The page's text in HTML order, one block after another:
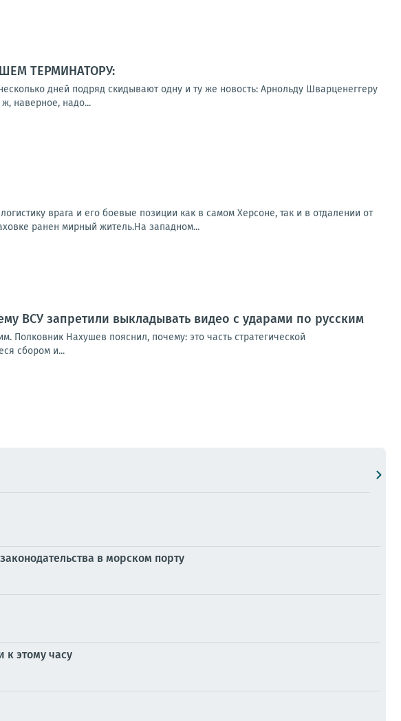
ТЕРМИНАТОРУ:
дней подряд скидывают одну и ту же новость: Арнольду Шварценеггеру
наверное, надо...
врага и его боевые позиции как в самом Херсоне, так и в отдалении от
ранен мирный житель.На западном...
ВСУ запретили выкладывать видео с ударами по русским
Полковник Нахушев пояснил, почему: это часть стратегической
сбором и...
в морском порту
к этому часу